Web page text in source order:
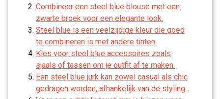
Combineer een steel blue blouse met een
zwarte broek voor een elegante look.
Steel blue is een veelzijdige kleur die goed
te combineren is met andere tinten.
Kies voor steel blue accessoires zoals
sjaals of tassen om je outfit af te maken.
Een steel blue jurk kan zowel casual als chic
gedragen worden, afhankelijk van de styling.